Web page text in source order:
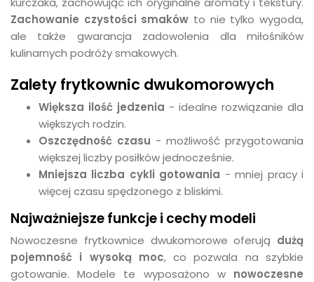
Zachowanie czystości smaków to nie tylko wygoda,
ale także gwarancja zadowolenia dla miłośników
kulinarnych podróży smakowych.
Zalety frytkownic dwukomorowych
Większa ilość jedzenia - idealne rozwiązanie dla
większych rodzin.
Oszczędność czasu - możliwość przygotowania
większej liczby posiłków jednocześnie.
Mniejsza liczba cykli gotowania - mniej pracy i
więcej czasu spędzonego z bliskimi.
Najważniejsze funkcje i cechy modeli
Nowoczesne frytkownice dwukomorowe oferują dużą
pojemność i wysoką moc, co pozwala na szybkie
gotowanie. Modele te wyposażono w nowoczesne